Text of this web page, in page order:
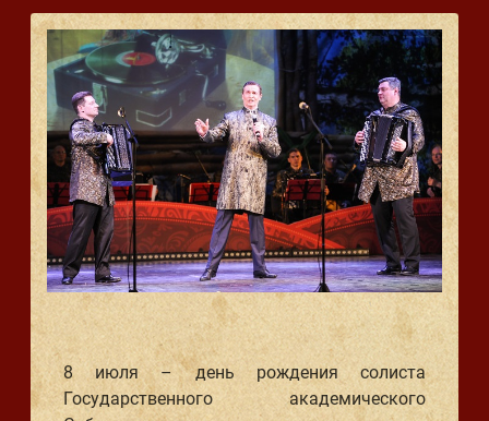
8 июля – день рождения солиста
Государственного академического